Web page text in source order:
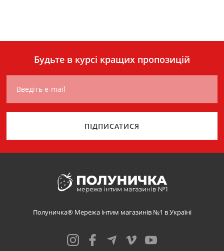
Будьте в курсі кращих пропозицій
Введіть e-mail
ПІДПИСАТИСЯ
Полуничка® Мережа інтим магазинів №1 в Україні